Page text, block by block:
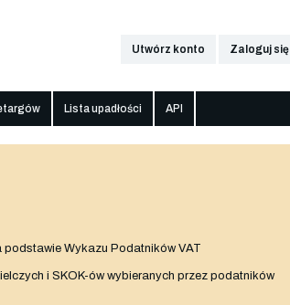
Utwórz konto Zaloguj się
Lista upadłości API
Wykazu Podatników VAT
i SKOK-ów wybieranych przez podatników